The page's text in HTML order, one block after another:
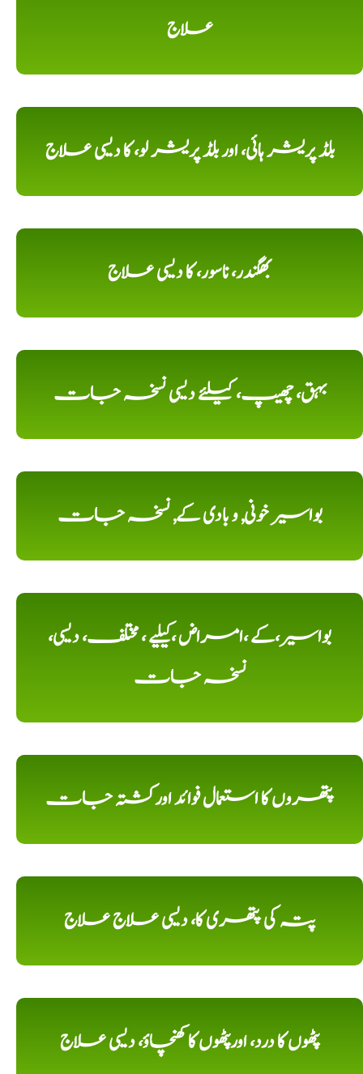
علاج
بلڈ پریشر ہائی، اور بلڈ پریشر لو، کا دیسی علاج
بھگندر، ناسور، کا دیسی علاج
بہق، چھیپ، کیلئے دیسی نسخہ جات
بواسیر خونی, و بادی کے, نسخہ جات
بواسیر،کے ،امراض ،کیلیے ، مختلف، دیسی،
نسخہ جات
پتھروں کا استعمال فوائد اورکشتہ جات
پتہ کی پتھری کا، دیسی علاج علاج
پٹھوں کا درد، اورپٹھوں کا کھنچاؤ، دیسی علاج